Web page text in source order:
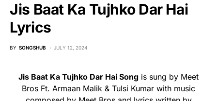
Jis Baat Ka Tujhko Dar Hai
Lyrics
BY SONGSHUB JULY 12, 2024
Jis Baat Ka Tujhko Dar Hai Song is sung by Meet
Bros Ft. Armaan Malik & Tulsi Kumar with music